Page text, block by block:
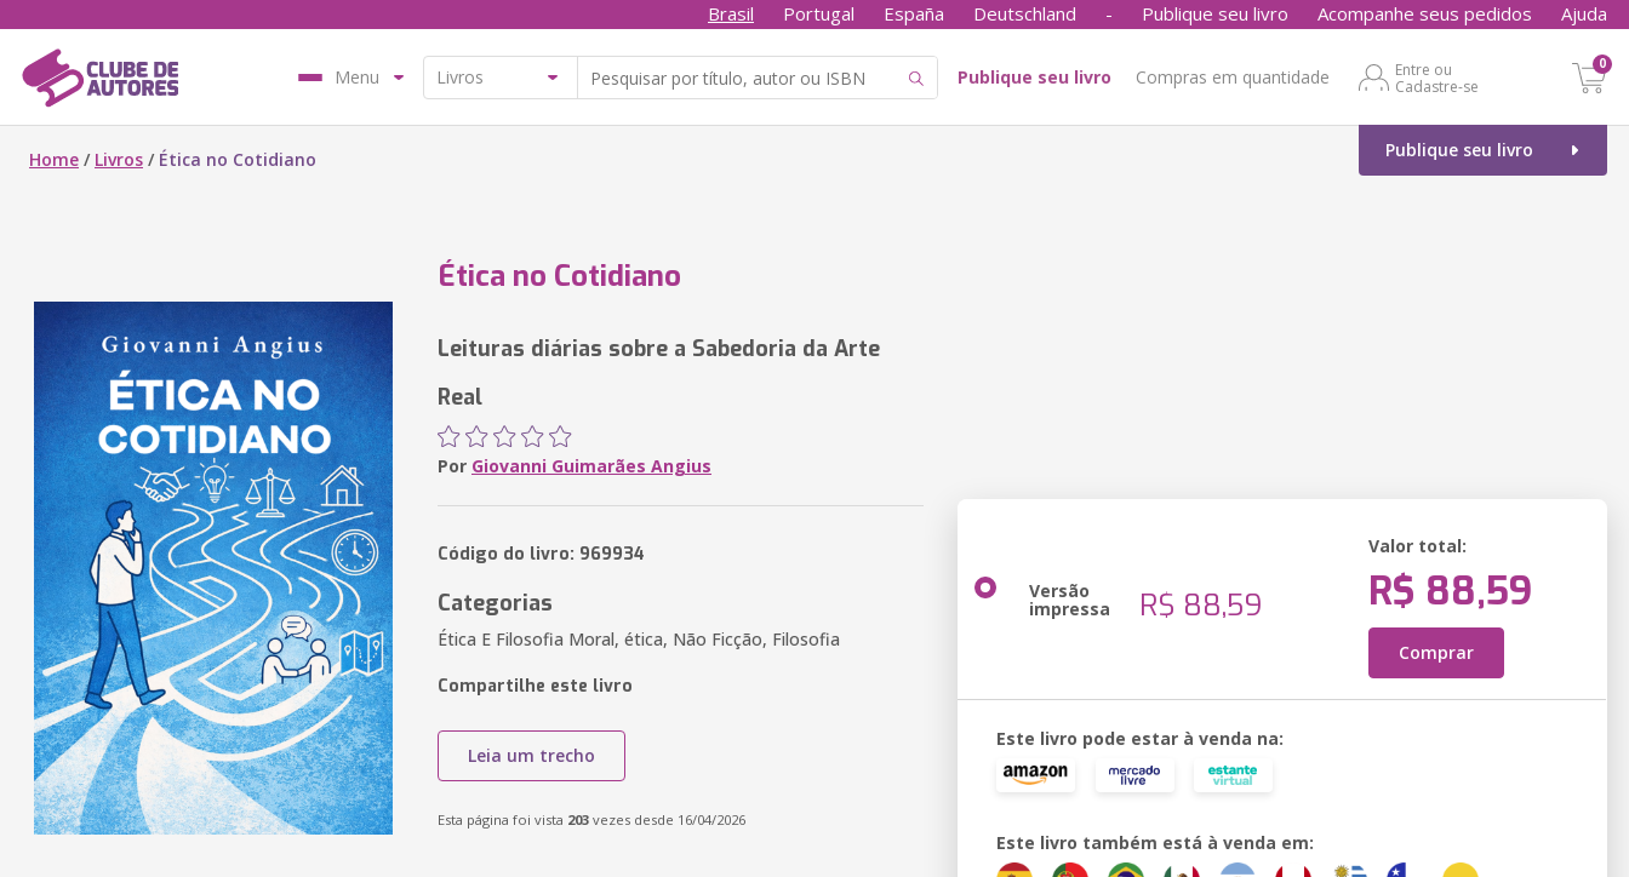
Brasil Portugal España Deutschland - Publique seu livro Acompanhe seus pedidos Ajuda
Menu Publique seu livro Compras em quantidade
Entre ou
Cadastre-se
0
Publique seu livro
Home / Livros / Ética no Cotidiano
Ética no Cotidiano
Leituras diárias sobre a Sabedoria da Arte
Real
Por Giovanni Guimarães Angius
Código do livro: 969934
Categorias
Ética E Filosofia Moral, ética, Não Ficção, Filosofia
Compartilhe este livro
Leia um trecho
Esta página foi vista 203 vezes desde 16/04/2026
Versão
impressa R$ 88,59
Valor total:
R$ 88,59
Comprar
Este livro pode estar à venda na:
Este livro também está à venda em: